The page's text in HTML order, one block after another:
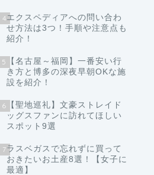
4エクスペディアへの問い合わ
せ方法は3つ！手順や注意点も
紹介！
5 【名古屋～福岡】一番安い行
き方と博多の深夜早朝OKな施
設を紹介！
6 【聖地巡礼】文豪ストレイド
ッグスファンに訪れてほしい
スポット9選
7ラスベガスで忘れずに買って
おきたいお土産8選！【女子に
最適】